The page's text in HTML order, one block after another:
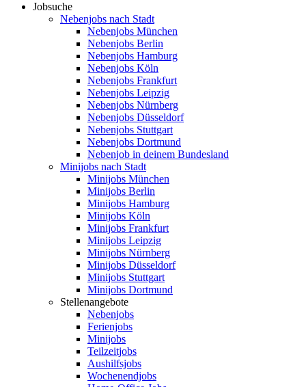
Jobsuche
Nebenjobs nach Stadt
Nebenjobs München
Nebenjobs Berlin
Nebenjobs Hamburg
Nebenjobs Köln
Nebenjobs Frankfurt
Nebenjobs Leipzig
Nebenjobs Nürnberg
Nebenjobs Düsseldorf
Nebenjobs Stuttgart
Nebenjobs Dortmund
Nebenjob in deinem Bundesland
Minijobs nach Stadt
Minijobs München
Minijobs Berlin
Minijobs Hamburg
Minijobs Köln
Minijobs Frankfurt
Minijobs Leipzig
Minijobs Nürnberg
Minijobs Düsseldorf
Minijobs Stuttgart
Minijobs Dortmund
Stellenangebote
Nebenjobs
Ferienjobs
Minijobs
Teilzeitjobs
Aushilfsjobs
Wochenendjobs